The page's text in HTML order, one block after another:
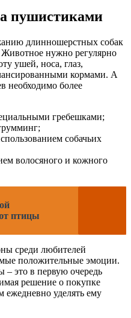
пушистиками
длинношерстных собак
нужно регулярно
ушей, носа, глаз,
кормами. А
необходимо более
гребешками;
собачьих
волосяного и кожного
птицы
среди любителей
положительные эмоции.
это в первую очередь
решение о покупке
уделять ему